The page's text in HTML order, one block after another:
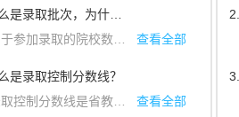
取的院校数量多，层次多，各省一般安排不同类型的院校进行分批录取，因此形成录取批次。
查看全部
是录取控制分数线？
育考试院根据该省考生今年高考成绩情况和全国各招生院校在该省投放的招生计划等确定的各批次录取新生的成绩标准。艺术类专业录取控制分数线同时对文化成绩和专业成绩两方面做出规定。
查看全部